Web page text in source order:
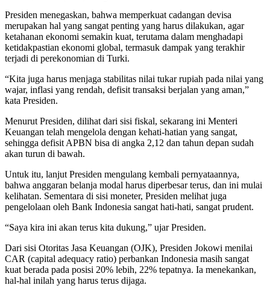
Presiden menegaskan, bahwa memperkuat cadangan devisa
merupakan hal yang sangat penting yang harus dilakukan, agar
ketahanan ekonomi semakin kuat, terutama dalam menghadapi
ketidakpastian ekonomi global, termasuk dampak yang terakhir
terjadi di perekonomian di Turki.
“Kita juga harus menjaga stabilitas nilai tukar rupiah pada nilai yang
wajar, inflasi yang rendah, defisit transaksi berjalan yang aman,”
kata Presiden.
Menurut Presiden, dilihat dari sisi fiskal, sekarang ini Menteri
Keuangan telah mengelola dengan kehati-hatian yang sangat,
sehingga defisit APBN bisa di angka 2,12 dan tahun depan sudah
akan turun di bawah.
Untuk itu, lanjut Presiden mengulang kembali pernyataannya,
bahwa anggaran belanja modal harus diperbesar terus, dan ini mulai
kelihatan. Sementara di sisi moneter, Presiden melihat juga
pengelolaan oleh Bank Indonesia sangat hati-hati, sangat prudent.
“Saya kira ini akan terus kita dukung,” ujar Presiden.
Dari sisi Otoritas Jasa Keuangan (OJK), Presiden Jokowi menilai
CAR (capital adequacy ratio) perbankan Indonesia masih sangat
kuat berada pada posisi 20% lebih, 22% tepatnya. Ia menekankan,
hal-hal inilah yang harus terus dijaga.